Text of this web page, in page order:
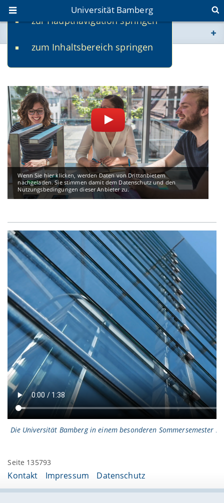
zur Hauptnavigation springen
zum Inhaltsbereich springen
Universität Bamberg
www.uni-bamberg.de
fis.uni-bamberg.de
Videos
Wenn Sie hier klicken, werden Daten von Drittanbietern
nachgeladen. Sie stimmen damit dem Datenschutz und den
Nutzungsbedingungen dieser Anbieter zu.
Die Universität Bamberg in einem besonderen Sommersemester
Seite 135793
Kontakt Impressum Datenschutz